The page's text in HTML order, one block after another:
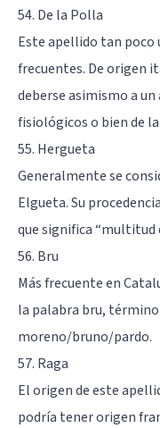
54. De la Polla
Este apellido tan poco
frecuentes. De origen
deberse asimismo a
fisiológicos o bien de
55. Hergueta
Generalmente se
Elgueta. Su
que significa “multitud
56. Bru
Más frecuente en
la palabra bru,
moreno/bruno/pardo.
57. Raga
El origen de este
podría tener origen